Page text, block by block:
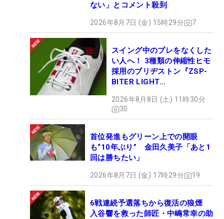
ない」とコメント殺到
2026年8月7日 (金) 15時29分 7
スイング中のブレをなくした
い人へ！ 3種類の伸縮性ヒモ
採用のブリヂストン『ZSP-
BITER LIGHT
ュー
2026年8月8日 (土) 11時30分
30
首位発進もグリーン上での開眼
も“10年ぶり” 金田久美子「あと1
回は勝ちたい」
2026年8月7日 (金) 17時29分 19
6戦連続予選落ちから復活の狼煙
入谷響を救った師匠・中嶋常幸の助